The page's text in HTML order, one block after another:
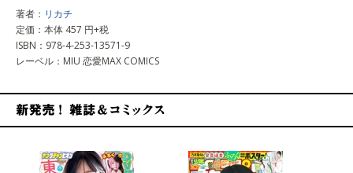
著者： リカチ
定価：本体 457 円+税
ISBN：978-4-253-13571-9
レーベル：MIU 恋愛MAX COMICS